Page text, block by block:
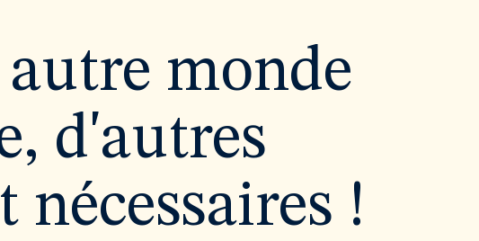
monde
d'autres
nécessaires !